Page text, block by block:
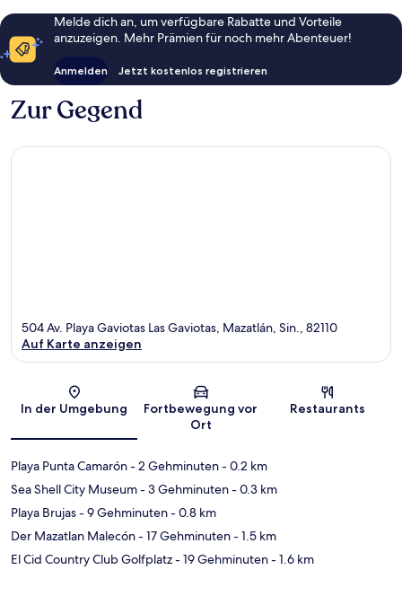
Melde dich an, um verfügbare Rabatte und Vorteile
anzuzeigen. Mehr Prämien für noch mehr Abenteuer!
Anmelden Jetzt kostenlos registrieren
Zur Gegend
Karte
504 Av. Playa Gaviotas Las Gaviotas, Mazatlán, Sin., 82110
Auf Karte anzeigen
In der Umgebung
Fortbewegung vor
Ort
Restaurants
Playa Punta Camarón- 2 Gehminuten- 0.2 km
Sea Shell City Museum- 3 Gehminuten- 0.3 km
Playa Brujas- 9 Gehminuten- 0.8 km
Der Mazatlan Malecón- 17 Gehminuten- 1.5 km
El Cid Country Club Golfplatz- 19 Gehminuten- 1.6 km